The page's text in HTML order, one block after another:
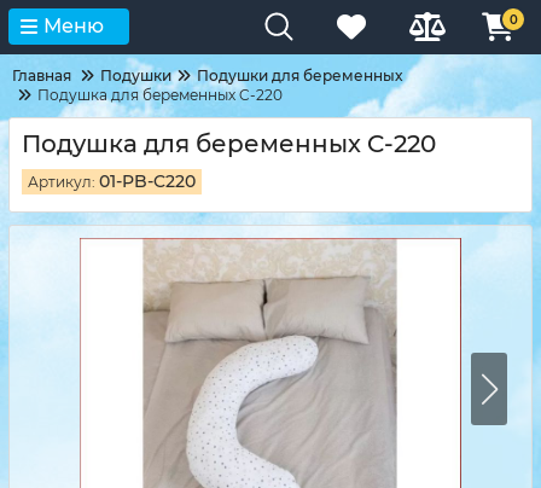
Меню 0
Главная Подушки
Подушки для беременных
Подушка для беременных C-220
Подушка для беременных C-220
Артикул: 01-PB-C220